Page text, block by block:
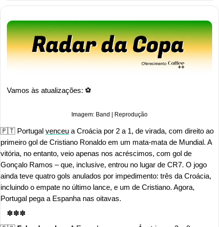
Vamos às atualizações: ⚽
Imagem: Band | Reprodução
🇵🇹 Portugal venceu a Croácia por 2 a 1, de virada, com direito ao
primeiro gol de Cristiano Ronaldo em um mata-mata de Mundial. A
vitória, no entanto, veio apenas nos acréscimos, com gol de
Gonçalo Ramos – que, inclusive, entrou no lugar de CR7. O jogo
ainda teve quatro gols anulados por impedimento: três da Croácia,
incluindo o empate no último lance, e um de Cristiano. Agora,
Portugal pega a Espanha nas oitavas.
✽✽✽